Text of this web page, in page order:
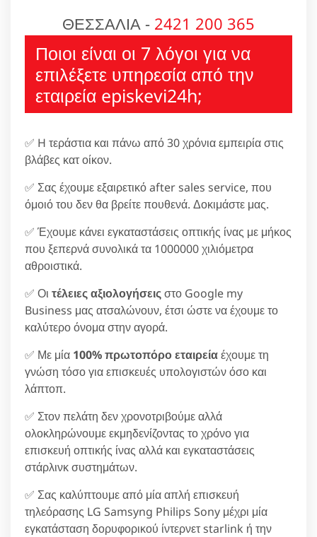
ΘΕΣΣΑΛΙΑ - 2421 200 365
Ποιοι είναι οι 7 λόγοι για να
επιλέξετε υπηρεσία από την
εταιρεία episkevi24h;
✅ H τεράστια και πάνω από 30 χρόνια εμπειρία στις
βλάβες κατ οίκον.
✅ Σας έχουμε εξαιρετικό after sales service, που
όμοιό του δεν θα βρείτε πουθενά. Δοκιμάστε μας.
✅ Έχουμε κάνει εγκαταστάσεις οπτικής ίνας με μήκος
που ξεπερνά συνολικά τα 1000000 χιλιόμετρα
αθροιστικά.
✅ Οι τέλειες αξιολογήσειςστο Google my
Business μας ατσαλώνουν, έτσι ώστε να έχουμε το
καλύτερο όνομα στην αγορά.
✅ Με μία 100% πρωτοπόρο εταιρείαέχουμε τη
γνώση τόσο για επισκευές υπολογιστών όσο και
λάπτοπ.
✅ Στον πελάτη δεν χρονοτριβούμε αλλά
ολοκληρώνουμε εκμηδενίζοντας το χρόνο για
επισκευή οπτικής ίνας αλλά και εγκαταστάσεις
στάρλινκ συστημάτων.
✅ Σας καλύπτουμε από μία απλή επισκευή
τηλεόρασης LG Samsyng Philips Sony μέχρι μία
εγκατάσταση δορυφορικού ίντερνετ starlink ή την